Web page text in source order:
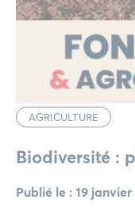
AGRICULTURE
Biodiversité :
Publié le : 19